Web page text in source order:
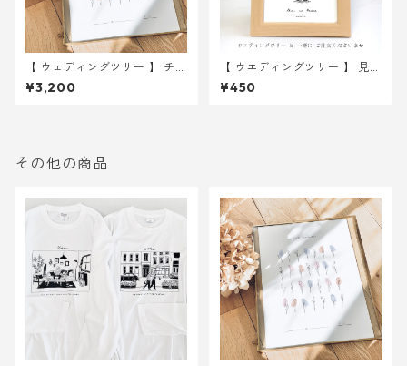
【 ウェディングツリー 】 チュ
ーリップ A4サイズ 用紙のみ
｜ 結婚式 ウェディング
¥3,200
【 ウエディングツリー 】 見
本 2Lサイズ紙
¥450
その他の商品